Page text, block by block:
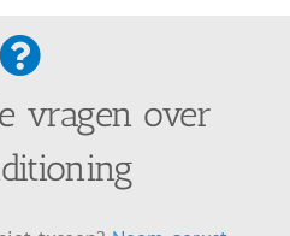
vragen over